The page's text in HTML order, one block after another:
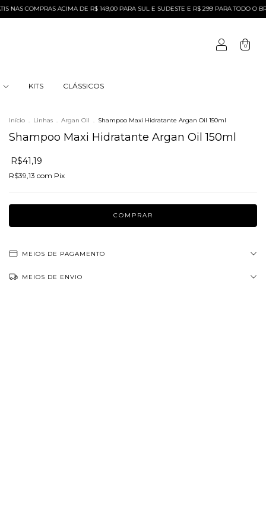
ACIMA DE R$ 149,00 PARA SUL E SUDESTE E R$ 299 PARA TODO O BRASIL
0
KITS CLÁSSICOS
Início . Linhas . Argan Oil . Shampoo Maxi Hidratante Argan Oil 150ml
Shampoo Maxi Hidratante Argan Oil 150ml
R$41,19
R$39,13 com Pix
MEIOS DE PAGAMENTO
MEIOS DE ENVIO